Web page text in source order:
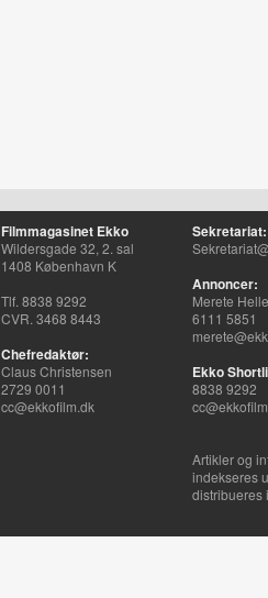
Filmmagasinet Ekko
Wildersgade 32, 2. sal
1408 København K
Tlf. 8838 9292
CVR. 3468 8443
Chefredaktør:
Claus Christensen
2729 0011
cc@ekkofilm.dk
Sekretariat:
Annoncer:
Merete
6111 5851
Ekko
8838 9292
Artikler og
indekseres
distribueres